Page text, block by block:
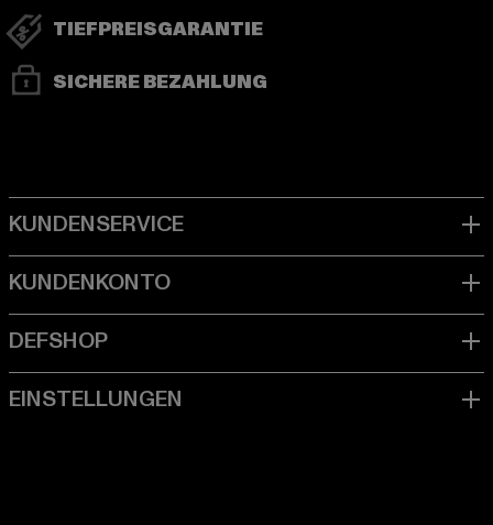
TIEFPREISGARANTIE
SICHERE BEZAHLUNG